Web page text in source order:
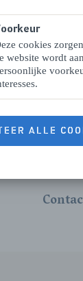
cookies
website wordt
ALLE